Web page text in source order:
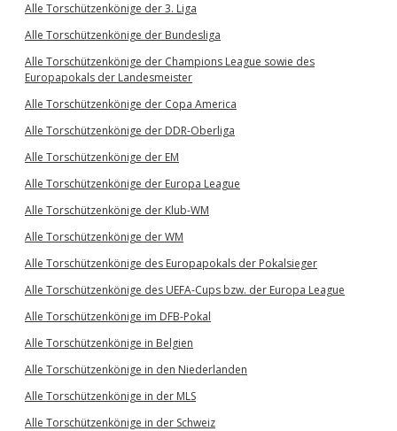
Alle Torschützenkönige der 3. Liga
Alle Torschützenkönige der Bundesliga
Alle Torschützenkönige der Champions League sowie des
Europapokals der Landesmeister
Alle Torschützenkönige der Copa America
Alle Torschützenkönige der DDR-Oberliga
Alle Torschützenkönige der EM
Alle Torschützenkönige der Europa League
Alle Torschützenkönige der Klub-WM
Alle Torschützenkönige der WM
Alle Torschützenkönige des Europapokals der Pokalsieger
Alle Torschützenkönige des UEFA-Cups bzw. der Europa League
Alle Torschützenkönige im DFB-Pokal
Alle Torschützenkönige in Belgien
Alle Torschützenkönige in den Niederlanden
Alle Torschützenkönige in der MLS
Alle Torschützenkönige in der Schweiz